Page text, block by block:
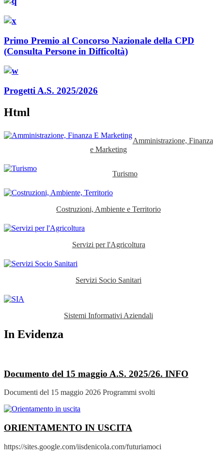
Primo Premio al Concorso Nazionale della CPD
(Consulta Persone in Difficoltà)
Progetti A.S. 2025/2026
Html
Amministrazione, Finanza
e Marketing
Turismo
Costruzioni, Ambiente e Territorio
Servizi per l'Agricoltura
Servizi Socio Sanitari
Sistemi Informativi Aziendali
In Evidenza
Documento del 15 maggio A.S. 2025/26. INFO
Documenti del 15 maggio 2026 Programmi svolti
ORIENTAMENTO IN USCITA
https://sites.google.com/iisdenicola.com/futuriamoci